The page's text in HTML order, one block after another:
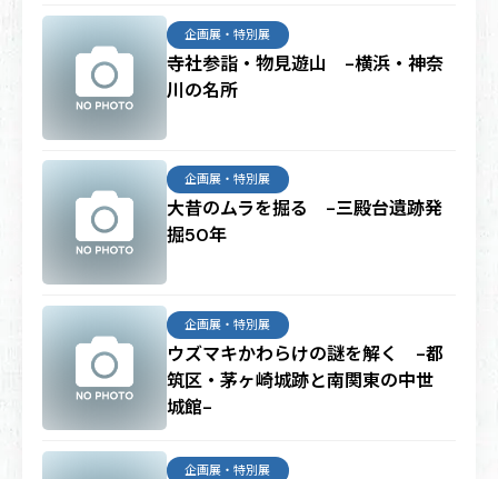
寺社参詣・物見遊山 -横浜・神奈
川の名所
企画展・特別展
大昔のムラを掘る -三殿台遺跡発
掘50年
企画展・特別展
ウズマキかわらけの謎を解く -都
筑区・茅ヶ崎城跡と南関東の中世
城館-
企画展・特別展
企画展・特別展